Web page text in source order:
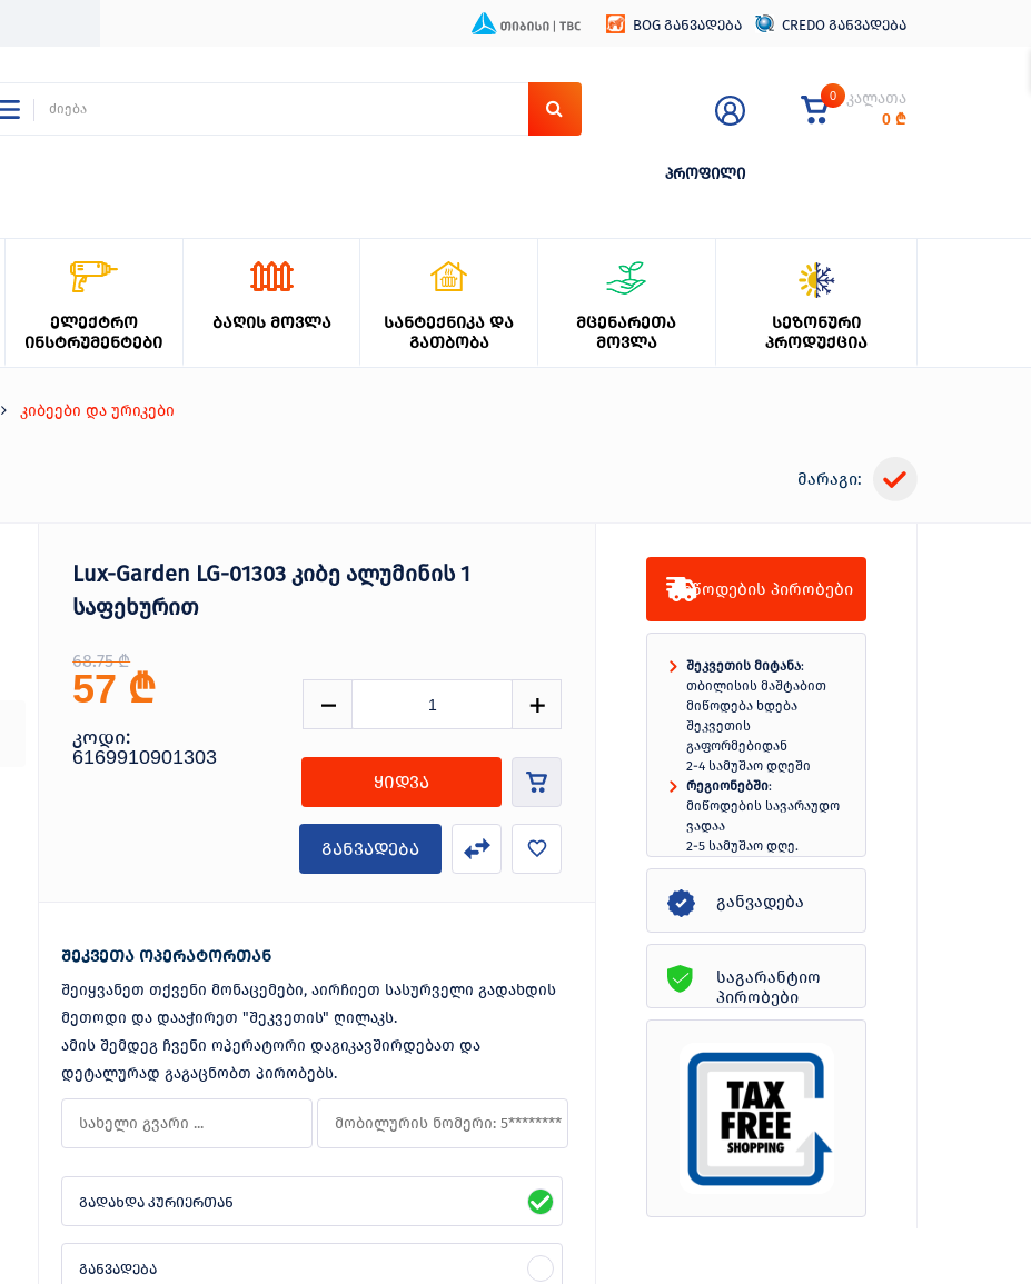
BOG განვადება CREDO განვადება
პროფილი
0 კალათა
0 ₾
ᲔᲚᲔᲥᲢᲠᲝ
ᲘᲜᲡᲢᲠᲣᲛᲔᲜᲢᲔᲑᲘ
ᲑᲐᲦᲘᲡ ᲛᲝᲕᲚᲐ
ᲡᲐᲜᲢᲔᲥᲜᲘᲙᲐ ᲓᲐ
ᲒᲐᲗᲑᲝᲑᲐ
ᲛᲪᲔᲜᲐᲠᲔᲗᲐ
ᲛᲝᲕᲚᲐ
ᲡᲔᲖᲝᲜᲣᲠᲘ
ᲞᲠᲝᲓᲣᲥᲪᲘᲐ
კიბეები და ურიკები
მარაგი:
Lux-Garden LG-01303 კიბე ალუმინის 1
საფეხურით
68.75 ₾
57 ₾
კოდი:
6169910901303
ყიდვა
განვადება
შეკვეთა ოპერატორთან
შეიყვანეთ თქვენი მონაცემები, აირჩიეთ სასურველი გადახდის
მეთოდი და დააჭირეთ "შეკვეთის" ღილაკს.
ამის შემდეგ ჩვენი ოპერატორი დაგიკავშირდებათ და
დეტალურად გაგაცნობთ პირობებს.
გადახდა კურიერთან
განვადება
მიწოდების პირობები
შეკვეთის მიტანა:
თბილისის მაშტაბით
მიწოდება ხდება
შეკვეთის
გაფორმებიდან
2-4 სამუშაო დღეში
რეგიონებში:
მიწოდების სავარაუდო
ვადაა
2-5 სამუშაო დღე.
განვადება
საგარანტიო
პირობები